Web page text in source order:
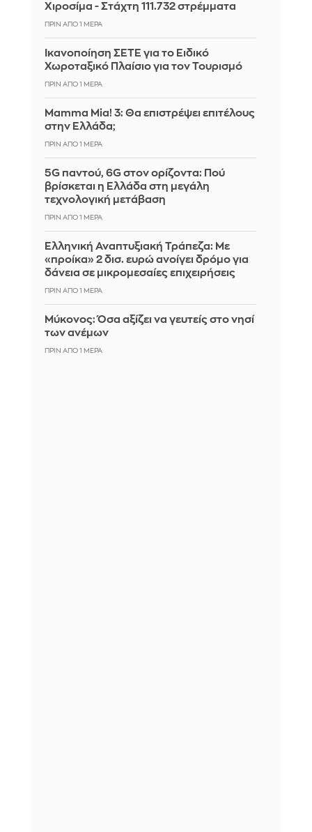
Χιροσίμα - Στάχτη 111.732 στρέμματα
ΠΡΙΝ ΑΠΌ 1 ΜΈΡΑ
Ικανοποίηση ΣΕΤΕ για το Ειδικό
Χωροταξικό Πλαίσιο για τον Τουρισμό
ΠΡΙΝ ΑΠΌ 1 ΜΈΡΑ
Mamma Mia! 3: Θα επιστρέψει επιτέλους
στην Ελλάδα;
ΠΡΙΝ ΑΠΌ 1 ΜΈΡΑ
5G παντού, 6G στον ορίζοντα: Πού
βρίσκεται η Ελλάδα στη μεγάλη
τεχνολογική μετάβαση
ΠΡΙΝ ΑΠΌ 1 ΜΈΡΑ
Ελληνική Αναπτυξιακή Τράπεζα: Με
«προίκα» 2 δισ. ευρώ ανοίγει δρόμο για
δάνεια σε μικρομεσαίες επιχειρήσεις
ΠΡΙΝ ΑΠΌ 1 ΜΈΡΑ
Μύκονος: Όσα αξίζει να γευτείς στο νησί
των ανέμων
ΠΡΙΝ ΑΠΌ 1 ΜΈΡΑ